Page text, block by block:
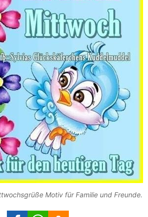
Motiv für Familie und Freunde.